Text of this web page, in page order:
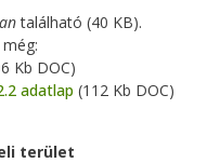
található (40 KB).
Kb DOC)
adatlap (112 Kb DOC)
terület